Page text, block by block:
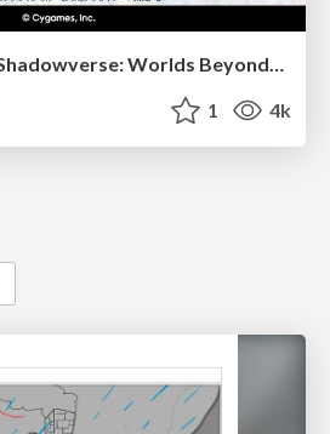
【CEDEC2026】『Shadowverse: Worlds Beyond』続編開発におけるUIデザイン・アニメーション演出の「超進化」 ～継承と挑戦を両立するデザイン手法～
1 4k